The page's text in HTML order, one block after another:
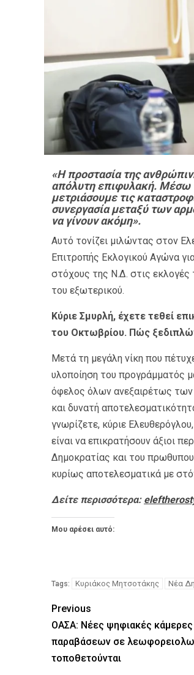
«Η προστασία της
απόλυτη επιφυλακή. Μέσω
μετριάσουμε τις
συνεργασία μεταξύ των
να γίνουν ακόμη».
Αυτό τονίζει μιλώντας στον
Επιτροπής Εκλογικού Αγώνα
στόχους της Ν.Δ. στις εκλογές
του εξωτερικού.
Κύριε Σμυρλή, έχετε τεθεί
του Οκτωβρίου. Πώς
Μετά τη μεγάλη νίκη που
υλοποίηση του προγράμματός
όφελος όλων ανεξαιρέτως των
και δυνατή
γνωρίζετε, κύριε
είναι να επικρατήσουν άξιοι
Δημοκρατίας και του
κυρίως αποτελεσματικά με
Δείτε περισσότερα:
Μου αρέσει αυτό:
Tags: Κυριάκος Μητσοτάκης Νέα
Previous
ΟΑΣΑ: Νέες ψηφιακές
παραβάσεων σε
τοποθετούνται